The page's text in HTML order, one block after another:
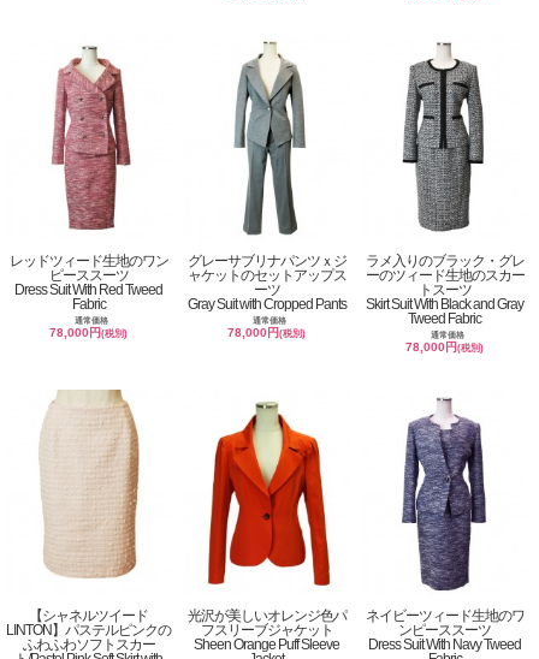
レッドツィード生地のワン
ピーススーツ
Dress Suit With Red Tweed
Fabric
通常価格
78,000円(税別)
グレーサブリナパンツｘジ
ャケットのセットアップス
ーツ
Gray Suit with Cropped Pants
通常価格
78,000円(税別)
ラメ入りのブラック・グレ
ーのツィード生地のスカー
トスーツ
Skirt Suit With Black and Gray
Tweed Fabric
通常価格
78,000円(税別)
【シャネルツイード
LINTON】パステルピンクの
ふわふわソフトスカー
光沢が美しいオレンジ色パ
フスリーブジャケット
Sheen Orange Puff Sleeve
ネイビーツィード生地のワ
ンピーススーツ
Dress Suit With Navy Tweed